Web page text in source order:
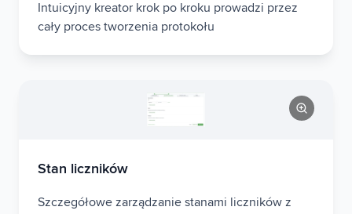
Intuicyjny kreator krok po kroku prowadzi przez
cały proces tworzenia protokołu
Stan liczników
Szczegółowe zarządzanie stanami liczników z